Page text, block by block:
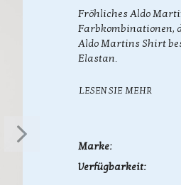
Fröhliches Aldo
Farbkombinationen,
Aldo Martins Shirt
Elastan.
LESEN SIE MEHR
Marke:
Verfügbarkeit: